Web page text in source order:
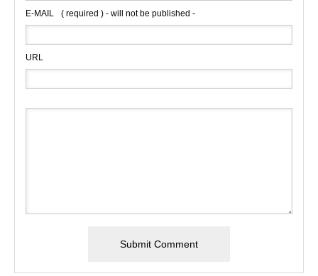
E-MAIL ( required ) - will not be published -
URL